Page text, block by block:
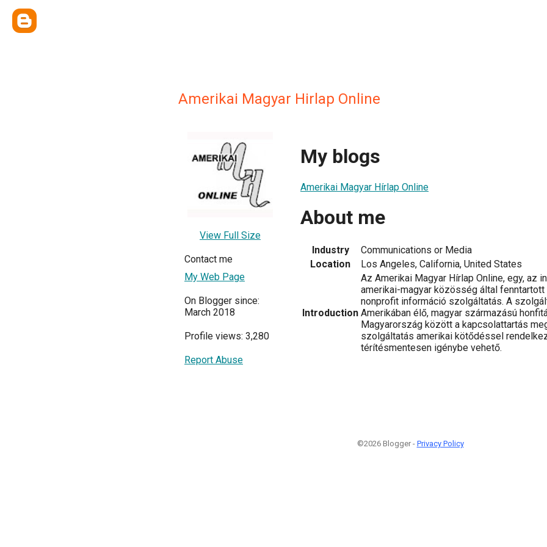
Amerikai Magyar Hirlap Online
View Full Size
Contact me
My Web Page
On Blogger since:
March 2018
Profile views: 3,280
Report Abuse
My blogs
Amerikai Magyar Hírlap Online
About me
Industry
Communications or Media
Location
Los Angeles, California, United States
Introduction
Az Amerikai Magyar Hírlap Online, egy, az
amerikai-magyar közösség által fenntartott
nonprofit információ szolgáltatás. A
Amerikában élő, magyar származású
Magyarország között a kapcsolattartás
szolgáltatás amerikai kötődéssel
térítésmentesen igénybe vehető.
©2026 Blogger - Privacy Policy